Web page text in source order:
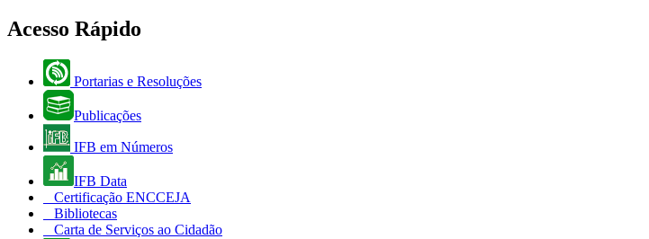
Acesso Rápido
Portarias e Resoluções
Publicações
IFB em Números
IFB Data
Certificação ENCCEJA
Bibliotecas
Carta de Serviços ao Cidadão